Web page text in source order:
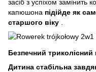
засіб з успіхом замінить
капюшона підійде як
старшого віку
Безпечний
Дитина стабільна